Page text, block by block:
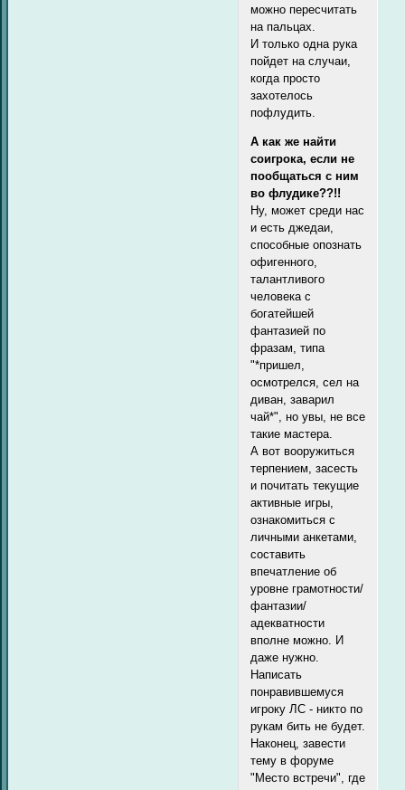
можно пересчитать
на пальцах.
И только одна рука
пойдет на случаи,
когда просто
захотелось
пофлудить.
А как же найти
соигрока, если не
пообщаться с ним
во флудике??!!
Ну, может среди нас
и есть джедаи,
способные опознать
офигенного,
талантливого
человека с
богатейшей
фантазией по
фразам, типа
"*пришел,
осмотрелся, сел на
диван, заварил
чай*", но увы, не все
такие мастера.
А вот вооружиться
терпением, засесть
и почитать текущие
активные игры,
ознакомиться с
личными анкетами,
составить
впечатление об
уровне грамотности/
фантазии/
адекватности
вполне можно. И
даже нужно.
Написать
понравившемуся
игроку ЛС - никто по
рукам бить не будет.
Наконец, завести
тему в форуме
"Место встречи", где